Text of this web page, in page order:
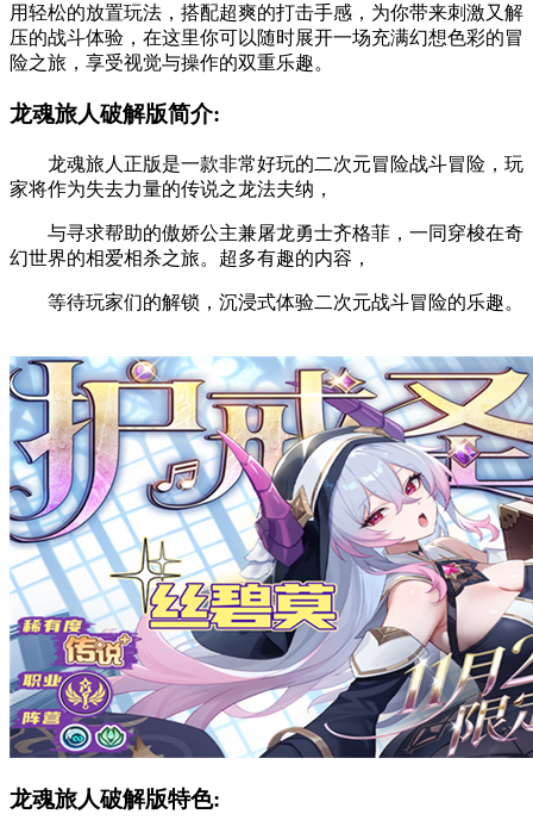
用轻松的放置玩法，搭配超爽的打击手感，为你带来刺激又解
压的战斗体验，在这里你可以随时展开一场充满幻想色彩的冒
险之旅，享受视觉与操作的双重乐趣。
龙魂旅人破解版简介:
龙魂旅人正版是一款非常好玩的二次元冒险战斗冒险，玩
家将作为失去力量的传说之龙法夫纳，
与寻求帮助的傲娇公主兼屠龙勇士齐格菲，一同穿梭在奇
幻世界的相爱相杀之旅。超多有趣的内容，
等待玩家们的解锁，沉浸式体验二次元战斗冒险的乐趣。
龙魂旅人破解版特色: